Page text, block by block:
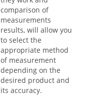
comparison of
measurements
results, will allow you
to select the
appropriate method
of measurement
depending on the
desired product and
its accuracy.